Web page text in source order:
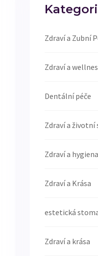
Zdraví a Zubní
Zdraví a
Dentální péče
Zdraví a životní
Zdraví a hygiena
Zdraví a Krása
estetická
Zdraví a krása